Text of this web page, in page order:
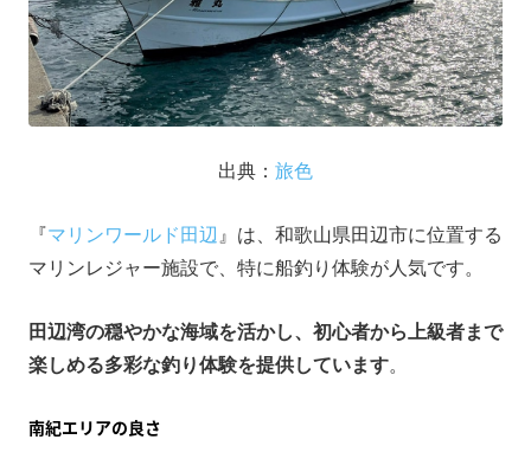
出典： 旅色
『マリンワールド田辺 』は、和歌山県田辺市に位置する
マリンレジャー施設で、特に船釣り体験が人気です。
田辺湾の穏やかな海域を活かし、初心者から上級者まで
楽しめる多彩な釣り体験を提供しています。​
南紀エリアの良さ